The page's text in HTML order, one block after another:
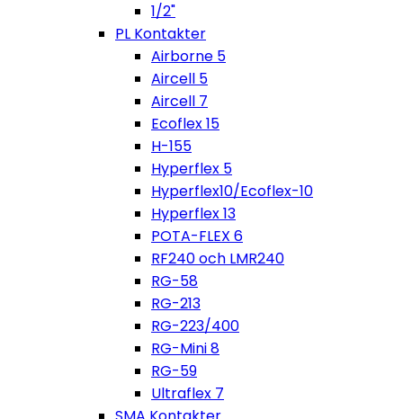
1/2"
PL Kontakter
Airborne 5
Aircell 5
Aircell 7
Ecoflex 15
H-155
Hyperflex 5
Hyperflex10/Ecoflex-10
Hyperflex 13
POTA-FLEX 6
RF240 och LMR240
RG-58
RG-213
RG-223/400
RG-Mini 8
RG-59
Ultraflex 7